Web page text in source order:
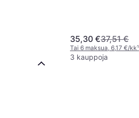
35,30 €37,51 €
Tai 6 maksua, 6,17 €/kk¹
3 kauppoja